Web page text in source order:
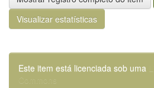
Visualizar estatísticas
Este item está licenciada sob uma
Commons